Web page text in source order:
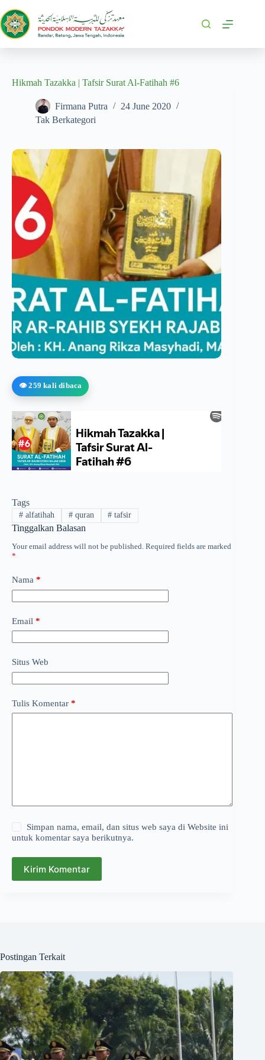
Hikmah Tazakka | Tafsir Surat Al-Fatihah #6
Firmana Putra
24 June 2020
Tak Berkategori
👁️ 259 kali dibaca
Tags
#alfatihah #quran # tafsir
Tinggalkan Balasan
Your email address will not be published. Required fields are marked
*
Nama *
Email *
Situs Web
Tulis Komentar *
Simpan nama, email, dan situs web saya di Website ini
untuk komentar saya berikutnya.
Kirim Komentar
Postingan Terkait